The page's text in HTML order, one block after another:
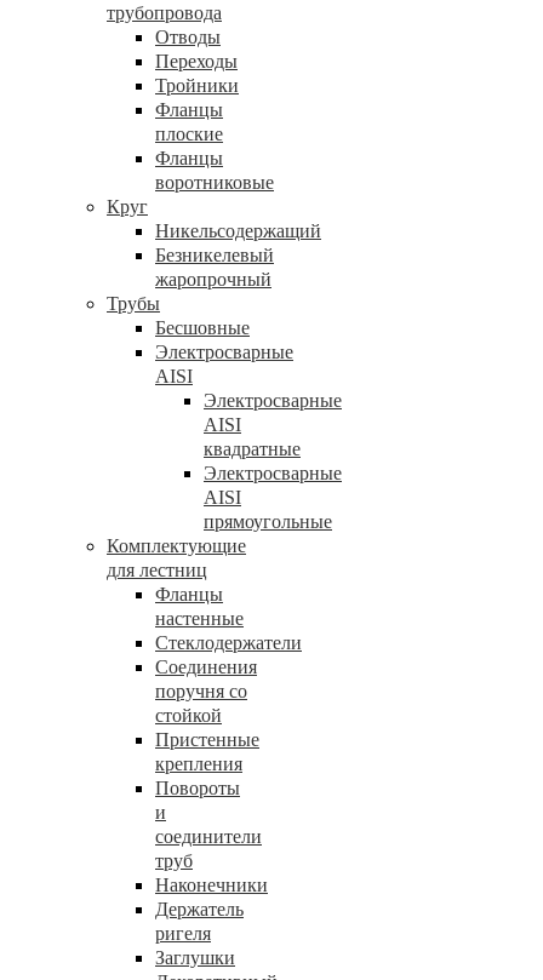
трубопровода
Отводы
Переходы
Тройники
Фланцы
плоские
Фланцы
воротниковые
Круг
Никельсодержащий
Безникелевый
жаропрочный
Трубы
Бесшовные
Электросварные
AISI
Электросварные
AISI
квадратные
Электросварные
AISI
прямоугольные
Комплектующие
для лестниц
Фланцы
настенные
Стеклодержатели
Соединения
поручня со
стойкой
Пристенные
крепления
Повороты
и
соединители
труб
Наконечники
Держатель
ригеля
Заглушки